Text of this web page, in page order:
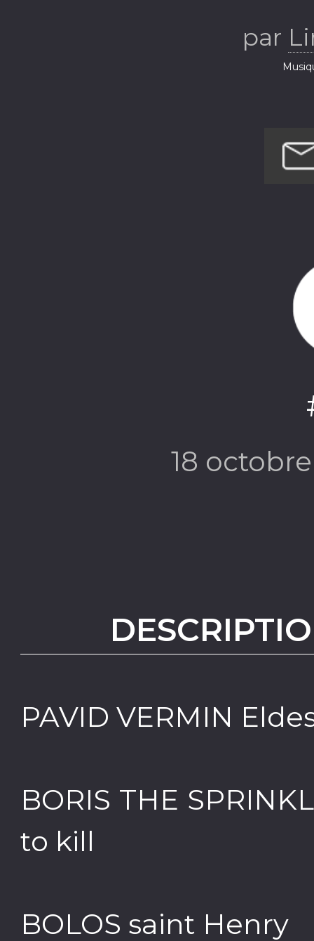
par
18
PAVID VERMIN
BORIS THE
to kill
BOLOS saint Henry